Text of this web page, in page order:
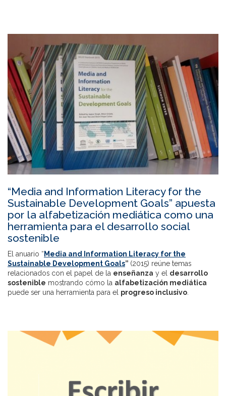
“Media and Information Literacy for the
Sustainable Development Goals” apuesta
por la alfabetización mediática como una
herramienta para el desarrollo social
sostenible
El anuario “ Media and Information Literacy for the
Sustainable Development Goals” (2015) reúne temas
relacionados con el papel de la enseñanza y el desarrollo
sostenible mostrando cómo la alfabetización mediática
puede ser una herramienta para el progreso inclusivo